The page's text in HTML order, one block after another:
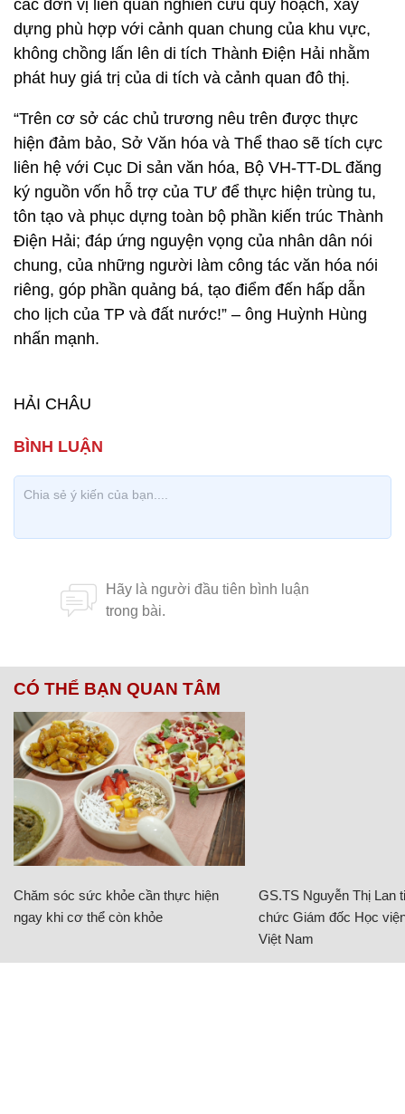
các đơn vị liên quan nghiên cứu quy hoạch, xây
dựng phù hợp với cảnh quan chung của khu vực,
không chồng lấn lên di tích Thành Điện Hải nhằm
phát huy giá trị của di tích và cảnh quan đô thị.
“Trên cơ sở các chủ trương nêu trên được thực
hiện đảm bảo, Sở Văn hóa và Thể thao sẽ tích cực
liên hệ với Cục Di sản văn hóa, Bộ VH-TT-DL đăng
ký nguồn vốn hỗ trợ của TƯ để thực hiện trùng tu,
tôn tạo và phục dựng toàn bộ phần kiến trúc Thành
Điện Hải; đáp ứng nguyện vọng của nhân dân nói
chung, của những người làm công tác văn hóa nói
riêng, góp phần quảng bá, tạo điểm đến hấp dẫn
cho lịch của TP và đất nước!” – ông Huỳnh Hùng
nhấn mạnh.
HẢI CHÂU
CÓ THỂ BẠN QUAN TÂM
Chăm sóc sức khỏe cần thực hiện
ngay khi cơ thể còn khỏe
GS.TS Nguyễn Thị Lan
chức Giám đốc Học
Việt Nam